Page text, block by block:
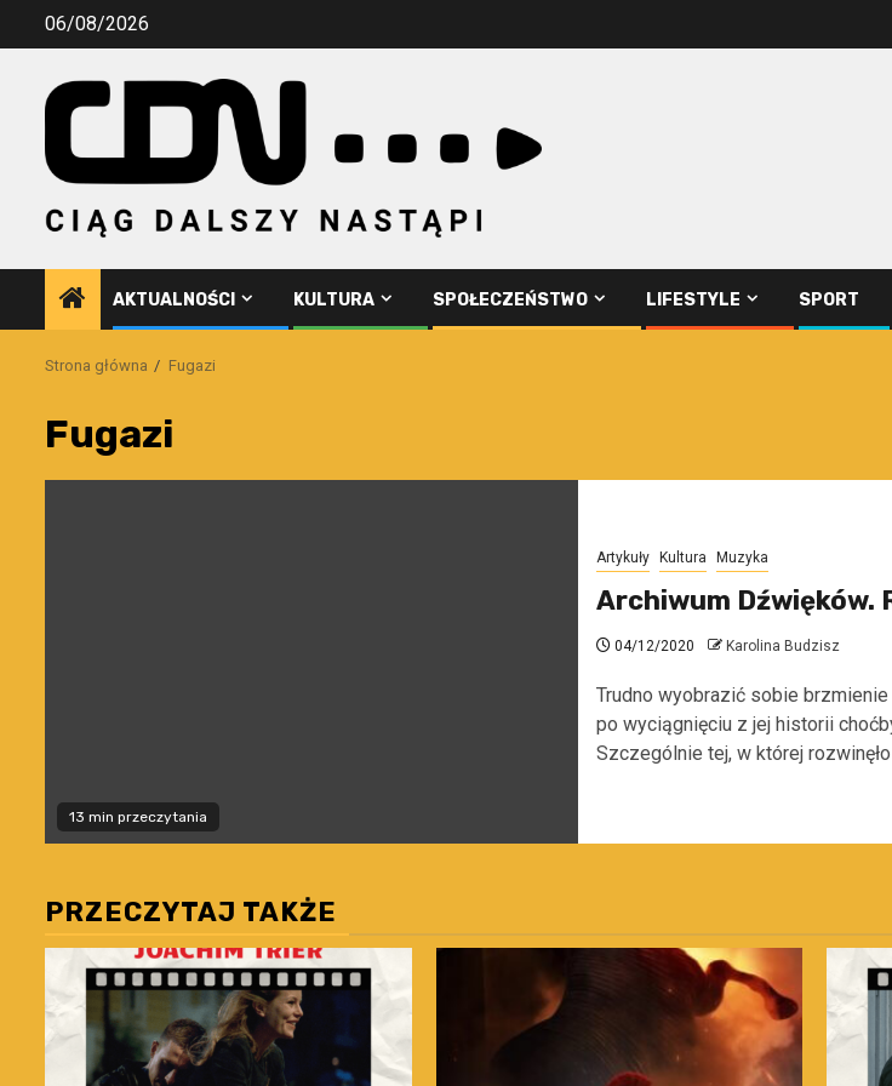
Przejdź06/08/2026
AKTUALNOŚCI KULTURA SPOŁECZEŃSTWO LIFESTYLE SPORT
Strona główna Fugazi
Fugazi
13 min przeczytania
Artykuły Kultura Muzyka
Archiwum Dźwięków.
04/12/2020 Karolina Budzisz
Trudno wyobrazić sobie
po wyciągnięciu z jej historii
Szczególnie tej, w której rozwinęło
PRZECZYTAJ TAKŻE